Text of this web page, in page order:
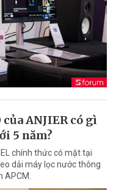
ANJIER có gì
5 năm?
chính thức có mặt tại
dải máy lọc nước thông